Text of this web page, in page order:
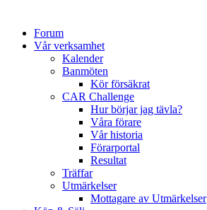
Forum
Vår verksamhet
Kalender
Banmöten
Kör försäkrat
CAR Challenge
Hur börjar jag tävla?
Våra förare
Vår historia
Förarportal
Resultat
Träffar
Utmärkelser
Mottagare av Utmärkelser